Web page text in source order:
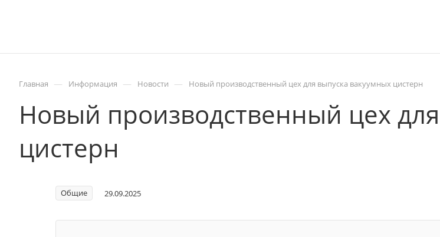
Главная — Информация — Новости — Новый производственный цех для выпуска вакуумных цистерн
Новый производственный цех
цистерн
Общие 29.09.2025